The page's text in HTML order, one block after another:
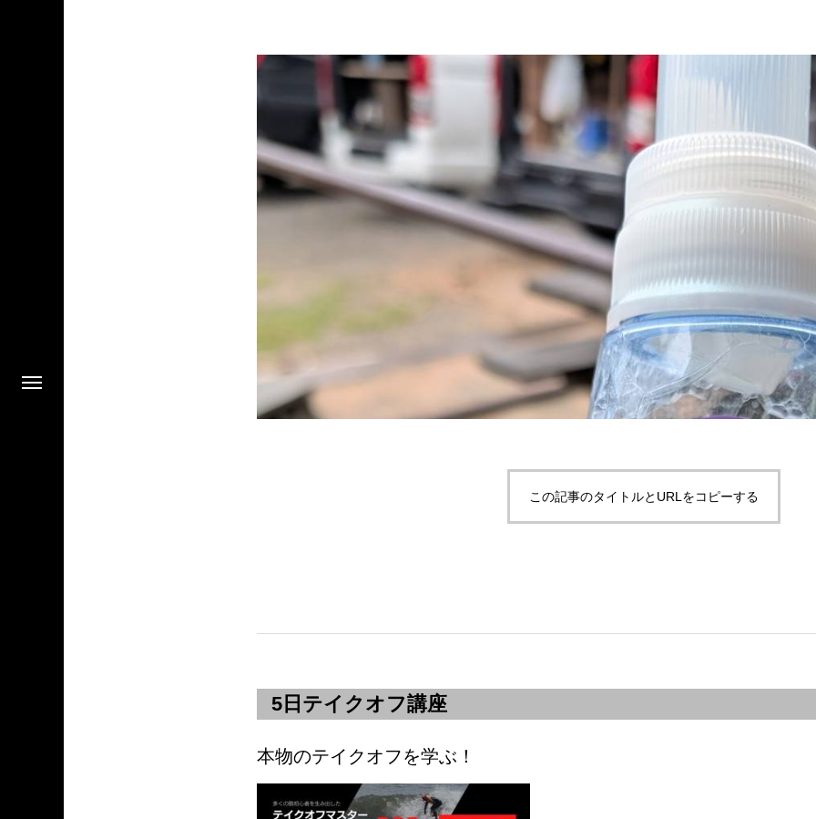
この記事のタイトルとURLをコピーする
5日テイクオフ講座
本物のテイクオフを学ぶ！